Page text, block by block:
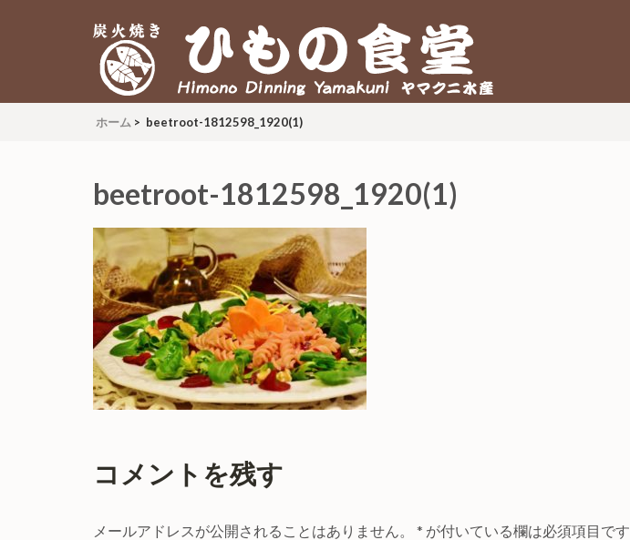
炭火焼 ひもの食堂 ヤマクニ水産
ホーム > beetroot-1812598_1920(1)
beetroot-1812598_1920(1)
コメントを残す
メールアドレスが公開されることはありません。 * が付いている欄は必須項目です